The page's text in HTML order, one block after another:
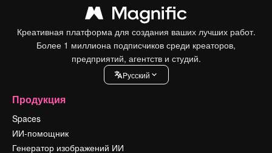
Креативная платформа для создания ваших лучших работ.
Более 1 миллиона подписчиков среди креаторов,
предприятий, агентств и студий.
Pусский
Продукция
Spaces
ИИ-помощник
Генератор изображений ИИ